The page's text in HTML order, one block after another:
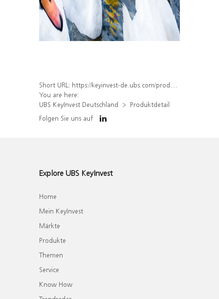
Short URL: https://keyinvest-de.ubs.com/produkt/detail/index/isin/DE000WA8RP78
You are here:
UBS KeyInvest Deutschland
Produktdetail
Folgen Sie uns auf
Explore UBS KeyInvest
Home
Mein KeyInvest
Märkte
Produkte
Themen
Service
Know How